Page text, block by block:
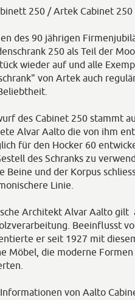
250 / Artek Cabinet
des 90 jährigen
250 als Teil der
wieder auf und alle
von Artek auch
des Cabinet 250 stammt
Alvar Aalto die von ihm
für den Hocker 60
des Schranks zu
Beine und der Korpus
Linie.
Architekt Alvar Aalto gilt
Beeinflusst
er seit 1927 mit
Möbel, die moderne
von Aalto